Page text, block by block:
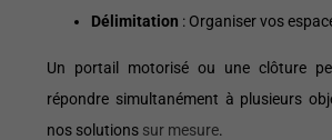
Délimitation : Organiser vos
Un portail motorisé ou une clôture
répondre simultanément à plusieurs
nos solutions sur mesure.